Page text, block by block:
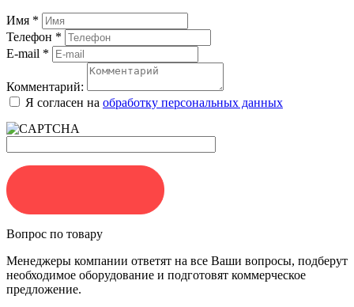
Имя *
Телефон *
E-mail *
Комментарий:
Я согласен на обработку персональных данных
Вопрос по товару
Менеджеры компании ответят на все Ваши вопросы, подберут
необходимое оборудование и подготовят коммерческое
предложение.